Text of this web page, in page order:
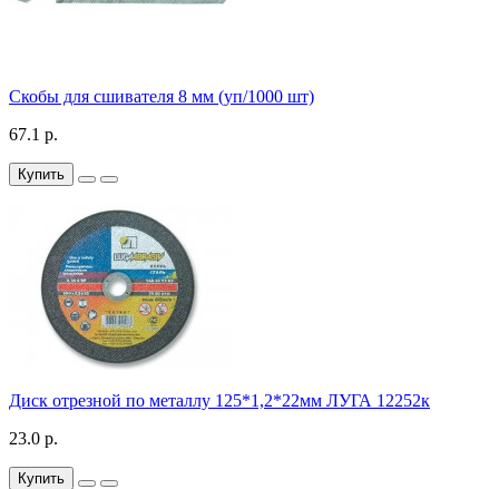
Скобы для сшивателя 8 мм (уп/1000 шт)
67.1 р.
Купить
Диск отрезной по металлу 125*1,2*22мм ЛУГА 12252к
23.0 р.
Купить